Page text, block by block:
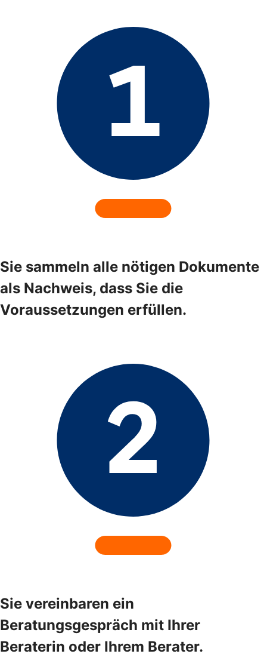
Sie sammeln alle nötigen Dokumente
als Nachweis, dass Sie die
Voraussetzungen erfüllen.
Sie vereinbaren ein
Beratungsgespräch mit Ihrer
Beraterin oder Ihrem Berater.